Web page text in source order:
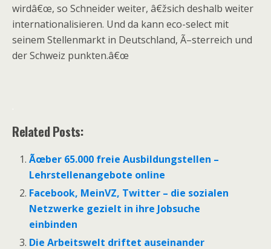
wirdâ€œ, so Schneider weiter, â€žsich deshalb weiter
internationalisieren. Und da kann eco-select mit
seinem Stellenmarkt in Deutschland, Ã–sterreich und
der Schweiz punkten.â€œ
Related Posts:
Ãœber 65.000 freie Ausbildungstellen –
Lehrstellenangebote online
Facebook, MeinVZ, Twitter – die sozialen
Netzwerke gezielt in ihre Jobsuche
einbinden
Die Arbeitswelt driftet auseinander